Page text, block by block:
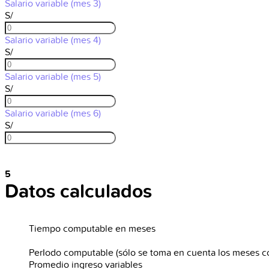
Salario variable (mes 3)
S/
Salario variable (mes 4)
S/
Salario variable (mes 5)
S/
Salario variable (mes 6)
S/
5
Datos calculados
Tiempo computable en meses
PerIodo computable (sólo se toma en cuenta los meses
Promedio ingreso variables